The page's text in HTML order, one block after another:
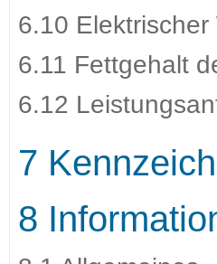
6.10 Elektrischer
6.11 Fettgehalt
6.12
7
8